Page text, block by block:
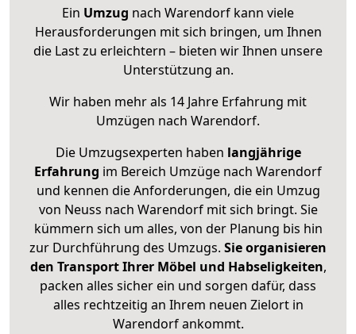
Ein Umzug nach Warendorf kann viele
Herausforderungen mit sich bringen, um Ihnen
die Last zu erleichtern – bieten wir Ihnen unsere
Unterstützung an.
Wir haben mehr als 14 Jahre Erfahrung mit
Umzügen nach Warendorf.
Die Umzugsexperten haben langjährige
Erfahrung im Bereich Umzüge nach Warendorf
und kennen die Anforderungen, die ein Umzug
von Neuss nach Warendorf mit sich bringt. Sie
kümmern sich um alles, von der Planung bis hin
zur Durchführung des Umzugs. Sie organisieren
den Transport Ihrer Möbel und Habseligkeiten,
packen alles sicher ein und sorgen dafür, dass
alles rechtzeitig an Ihrem neuen Zielort in
Warendorf ankommt.